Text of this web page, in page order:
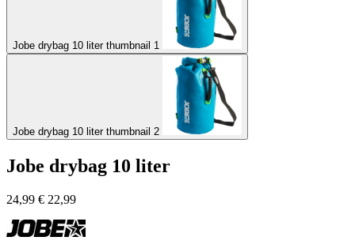
Jobe drybag 10 liter thumbnail 1
Jobe drybag 10 liter thumbnail 2
Jobe drybag 10 liter
24,99 € 22,99